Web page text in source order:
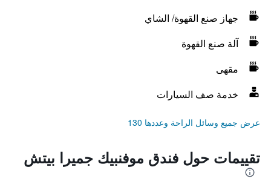
جهاز صنع القهوة/ الشاي
آلة صنع القهوة
مقهى
خدمة صف السيارات
عرض جميع وسائل الراحة وعددها 130
تقييمات حول فندق موفنبيك جميرا بيتش